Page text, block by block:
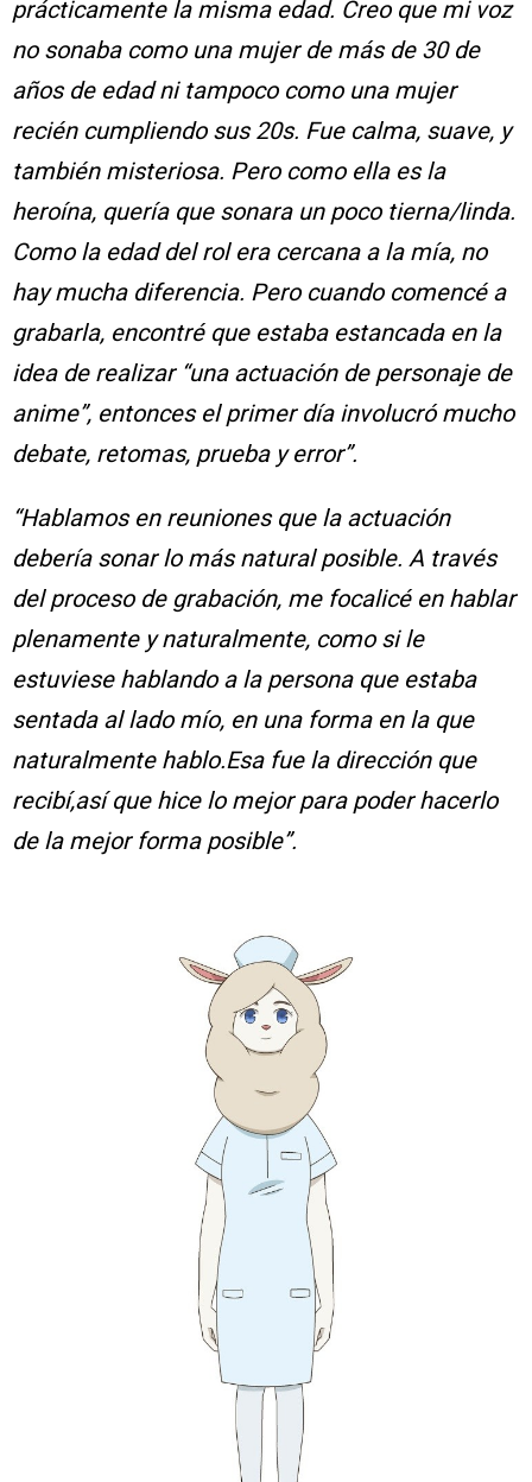
prácticamente la misma edad. Creo que mi voz
no sonaba como una mujer de más de 30 de
años de edad ni tampoco como una mujer
recién cumpliendo sus 20s. Fue calma, suave, y
también misteriosa. Pero como ella es la
heroína, quería que sonara un poco tierna/linda.
Como la edad del rol era cercana a la mía, no
hay mucha diferencia. Pero cuando comencé a
grabarla, encontré que estaba estancada en la
idea de realizar “una actuación de personaje de
anime”, entonces el primer día involucró mucho
debate, retomas, prueba y error”.
“Hablamos en reuniones que la actuación
debería sonar lo más natural posible. A través
del proceso de grabación, me focalicé en hablar
plenamente y naturalmente, como si le
estuviese hablando a la persona que estaba
sentada al lado mío, en una forma en la que
naturalmente hablo.Esa fue la dirección que
recibí,así que hice lo mejor para poder hacerlo
de la mejor forma posible”.